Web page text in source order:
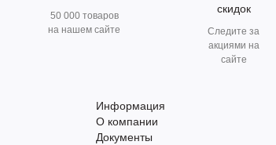
50 000 товаров
на нашем сайте
скидок
Следите за
акциями на
сайте
Информация
О компании
Документы